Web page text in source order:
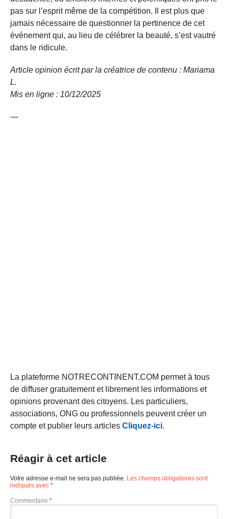
pas sur l’esprit même de la compétition. Il est plus que
jamais nécessaire de questionner la pertinence de cet
événement qui, au lieu de célébrer la beauté, s’est vautré
dans le ridicule.
Article opinion écrit par la créatrice de contenu : Mariama
L.
Mis en ligne : 10/12/2025
—
La plateforme NOTRECONTINENT.COM permet à tous
de diffuser gratuitement et librement les informations et
opinions provenant des citoyens. Les particuliers,
associations, ONG ou professionnels peuvent créer un
compte et publier leurs articles Cliquez-ici.
Réagir à cet article
Votre adresse e-mail ne sera pas publiée. Les champs obligatoires sont
indiqués avec *
Commentaire *